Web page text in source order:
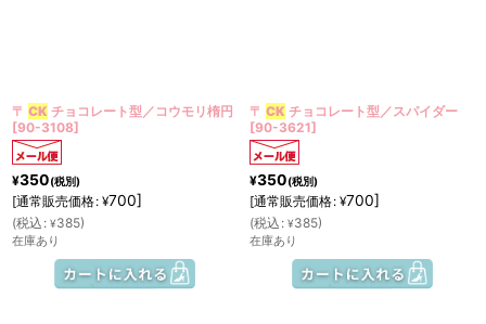
〒 CK チョコレート型／コウモリ楕円
[90-3108]
¥350(税別)
[通常販売価格: ¥700]
(税込 : ¥385)
在庫あり
〒 CK チョコレート型／スパイダー
[90-3621]
¥350(税別)
[通常販売価格: ¥700]
(税込 : ¥385)
在庫あり